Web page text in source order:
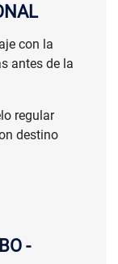
con la
antes de la
regular
destino
-